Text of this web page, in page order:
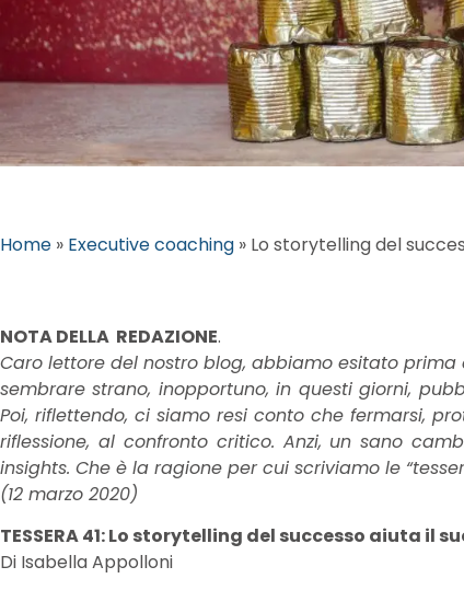
Home » Executive coaching » Lo storytelling del
NOTA DELLA REDAZIONE.
Caro lettore del nostro blog, abbiamo esitato prima
sembrare strano, inopportuno, in questi giorni,
Poi, riflettendo, ci siamo resi conto che fermarsi,
riflessione, al confronto critico. Anzi, un sano
insights. Che è la ragione per cui scriviamo le
(12 marzo 2020)
TESSERA 41: Lo storytelling del successo aiuta il
Di Isabella Appolloni